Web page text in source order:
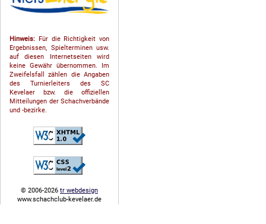
Hinweis: Für die Richtigkeit von
Ergebnissen, Spielterminen usw.
auf diesen Internetseiten wird
keine Gewähr übernommen. Im
Zweifelsfall zählen die Angaben
des Turnierleiters des SC
Kevelaer bzw. die offiziellen
Mitteilungen der Schach­ver­bände
und -bezirke.
© 2006-2026 tr webdesign
www.schachclub-kevelaer.de